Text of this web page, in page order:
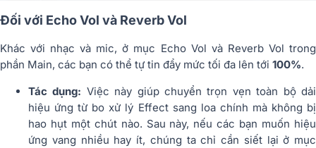
Đối với Echo Vol và Reverb Vol
Khác với nhạc và mic, ở mục Echo Vol và Reverb Vol trong
phần Main, các bạn có thể tự tin đẩy mức tối đa lên tới 100%.
Tác dụng: Việc này giúp chuyển trọn vẹn toàn bộ dải
hiệu ứng từ bo xử lý Effect sang loa chính mà không bị
hao hụt một chút nào. Sau này, nếu các bạn muốn hiệu
ứng vang nhiều hay ít, chúng ta chỉ cần siết lại ở mục